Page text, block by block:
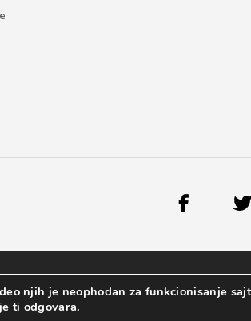
НАУКЕ
njih je neophodan za funkcionisanje
ti odgovara.